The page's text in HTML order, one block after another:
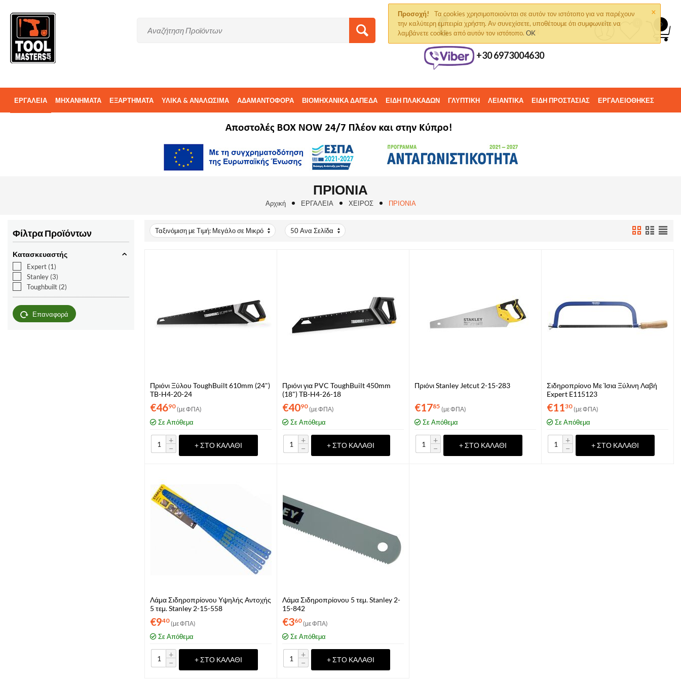
×
Προσοχή!
Τα cookies χρησιμοποιούνται σε αυτόν τον ιστότοπο για να παρέχουν
την καλύτερη εμπειρία χρήστη. Αν συνεχίσετε, υποθέτουμε ότι συμφωνείτε να
λαμβάνετε cookies από αυτόν τον ιστότοπο.OK
+30 2810261292
ΤΗΛΈΦΩΝΟ ΠΑΡΑΓΓΕΛΙΏΝ
+30 6973004630
0
ΕΡΓΑΛΕΙΑ ΜΗΧΑΝΗΜΑΤΑ ΕΞΑΡΤΗΜΑΤΑ ΥΛΙΚΑ & ΑΝΑΛΩΣΙΜΑ ΑΔΑΜΑΝΤΟΦΟΡΑ ΒΙΟΜΗΧΑΝΙΚΑ ΔΑΠΕΔΑ ΕΙΔΗ ΠΛΑΚΑΔΩΝ ΓΛΥΠΤΙΚΗ ΛΕΙΑΝΤΙΚΑ ΕΙΔΗ ΠΡΟΣΤΑΣΙΑΣ ΕΡΓΑΛΕΙΟΘΗΚΕΣ
ΠΡΙΟΝΙΑ
Αρχική ΕΡΓΑΛΕΙΑ ΧΕΙΡΟΣ ΠΡΙΟΝΙΑ
Φίλτρα Προϊόντων
Κατασκευαστής
Expert (1)
Stanley (3)
Toughbuilt (2)
Επαναφορά
Ταξινόμιση με Τιμή: Μεγάλο σε Μικρό 50 Ανα Σελίδα
Πριόνι Ξύλου ToughBuilt 610mm (24")
TB-H4-20-24
€4690 (με ΦΠΑ)
Σε Απόθεμα
+
−
+ ΣΤΟ ΚΑΛΆΘΙ
Πριόνι για PVC ToughBuilt 450mm
(18") TB-H4-26-18
€4090 (με ΦΠΑ)
Σε Απόθεμα
+
−
+ ΣΤΟ ΚΑΛΆΘΙ
Πριόνι Stanley Jetcut 2-15-283
€1785 (με ΦΠΑ)
Σε Απόθεμα
+
−
+ ΣΤΟ ΚΑΛΆΘΙ
Σιδηροπρίονο Με Ίσια Ξύλινη Λαβή
Expert E115123
€1130 (με ΦΠΑ)
Σε Απόθεμα
+
−
+ ΣΤΟ ΚΑΛΆΘΙ
Λάμα Σιδηροπρίονου Υψηλής Αντοχής
5 τεμ. Stanley 2-15-558
€940 (με ΦΠΑ)
Σε Απόθεμα
+
−
+ ΣΤΟ ΚΑΛΆΘΙ
Λάμα Σιδηροπρίονου 5 τεμ. Stanley 2-
15-842
€360 (με ΦΠΑ)
Σε Απόθεμα
+
−
+ ΣΤΟ ΚΑΛΆΘΙ